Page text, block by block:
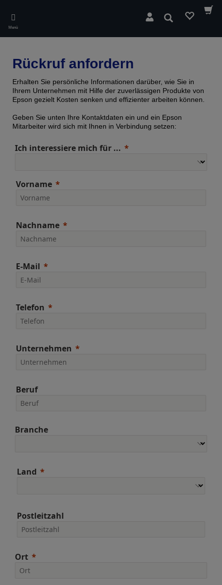
main
content
Menü
Suchen
Rückruf anfordern
Erhalten Sie persönliche Informationen darüber, wie Sie in
Ihrem Unternehmen mit Hilfe der zuverlässigen Produkte von
Epson gezielt Kosten senken und effizienter arbeiten können.
Geben Sie unten Ihre Kontaktdaten ein und ein Epson
Mitarbeiter wird sich mit Ihnen in Verbindung setzen:
Ich interessiere mich für ...
Vorname
Nachname
E-Mail
Telefon
Unternehmen
Beruf
Branche
Land
Postleitzahl
Ort